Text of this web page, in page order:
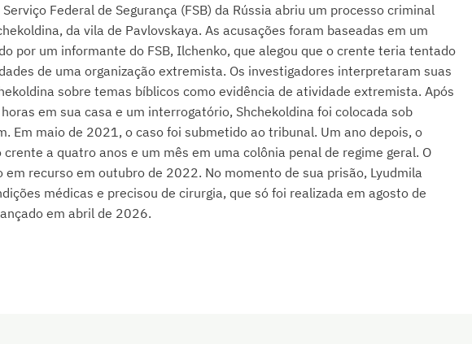
Federal de Segurança (FSB) da Rússia abriu um processo criminal
da vila de Pavlovskaya. As acusações foram baseadas em um
por um informante do FSB, Ilchenko, que alegou que o crente teria tentado
de uma organização extremista. Os investigadores interpretaram suas
sobre temas bíblicos como evidência de atividade extremista. Após
em sua casa e um interrogatório, Shchekoldina foi colocada sob
Em maio de 2021, o caso foi submetido ao tribunal. Um ano depois, o
a quatro anos e um mês em uma colônia penal de regime geral. O
recurso em outubro de 2022. No momento de sua prisão, Lyudmila
médicas e precisou de cirurgia, que só foi realizada em agosto de
em abril de 2026.